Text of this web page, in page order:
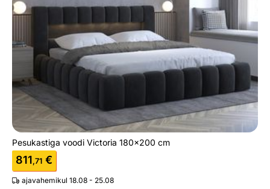
Pesukastiga voodi Victoria 180x200 cm
811,71 €
ajavahemikul 18.08 - 25.08